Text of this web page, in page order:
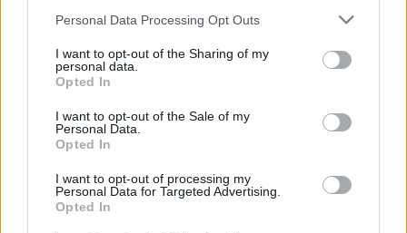
Personal Data Processing Opt Outs
I want to opt-out of the Sharing of my
personal data.
Opted In
I want to opt-out of the Sale of my
Personal Data.
Opted In
I want to opt-out of processing my
Personal Data for Targeted Advertising.
Opted In
Θέλει -και δικαιολογημένα- να βρεθεί στο
στιγμές…